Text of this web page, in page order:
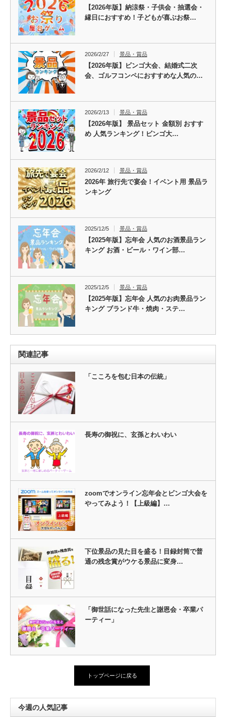
【2026年版】納涼祭・子供会・抽選会・
縁日におすすめ！子どもが喜ぶお祭…
2026/2/27 景品・賞品
【2026年版】ビンゴ大会、結婚式二次
会、ゴルフコンペにおすすめな人気の…
2026/2/13 景品・賞品
【2026年版】 景品セット 金額別 おすす
め 人気ランキング！ビンゴ大…
2026/2/12 景品・賞品
2026年 旅行先で宴会！イベント用 景品ラ
ンキング
2025/12/5 景品・賞品
【2025年版】忘年会 人気のお酒景品ラン
キング お酒・ビール・ワイン部…
2025/12/5 景品・賞品
【2025年版】忘年会 人気のお肉景品ラン
キング ブランド牛・焼肉・ステ…
関連記事
「こころを包む日本の伝統」
長寿の御祝に、玄孫とわいわい
zoomでオンライン忘年会とビンゴ大会を
やってみよう！【上級編】…
下位景品の見た目を盛る！目録封筒で普
通の残念賞がウケる景品に変身…
「御世話になった先生と謝恩会・卒業パ
ーティー」
トップページに戻る
今週の人気記事